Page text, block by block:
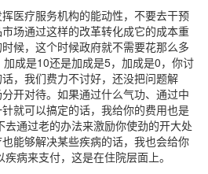
医疗服务机构的能动性，不要去干预
场通过这样的改革转化成它的成本重
候，这个时候政府就不需要花那么多
成是10还是加成是5，加成是0，你讨
，我们费力不讨好，还没把问题解
开对待。如果通过什么气功、通过中
就可以搞定的话，我给你的费用也是
通过老的办法来激励你使劲的开大处
能够解决某些疾病的话，我也会给你
病来支付，这是在住院层面上。